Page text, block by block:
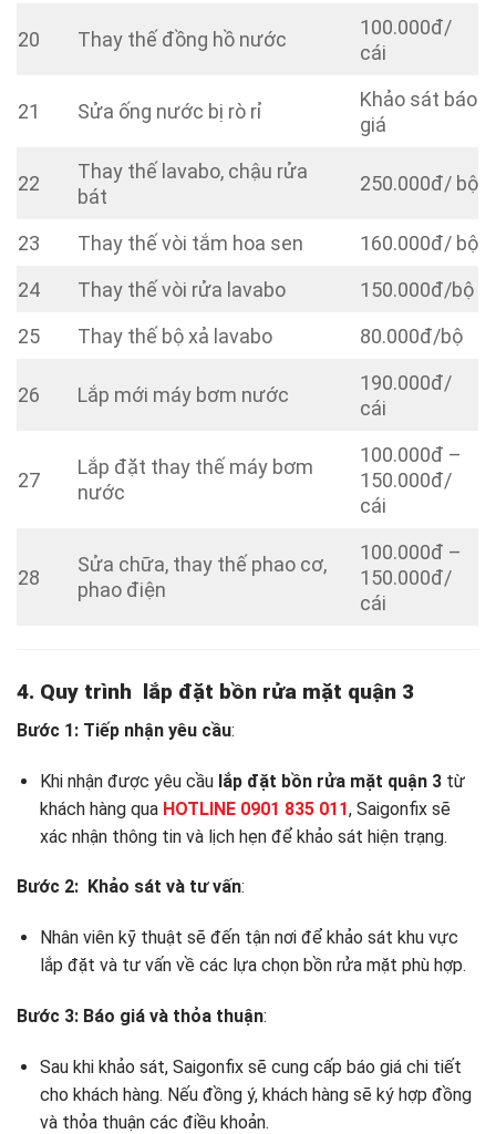
20 Thay thế đồng hồ nước
100.000đ/
cái
21 Sửa ống nước bị rò rỉ
Khảo sát báo
giá
22
Thay thế lavabo, chậu rửa
bát
250.000đ/ bộ
23 Thay thế vòi tắm hoa sen
160.000đ/ bộ
24
Thay thế vòi rửa lavabo
150.000đ/bộ
25
Thay thế bộ xả lavabo 80.000đ/bộ
26 Lắp mới máy bơm nước
190.000đ/
cái
27
Lắp đặt thay thế máy bơm
nước
100.000đ –
150.000đ/
cái
28
Sửa chữa, thay thế phao cơ,
phao điện
100.000đ –
150.000đ/
cái
4. Quy trình lắp đặt bồn rửa mặt quận 3
Bước 1: Tiếp nhận yêu cầu:
Khi nhận được yêu cầu lắp đặt bồn rửa mặt quận 3từ
khách hàng qua HOTLINE 0901 835 011, Saigonfix sẽ
xác nhận thông tin và lịch hẹn để khảo sát hiện trạng.
Bước 2: Khảo sát và tư vấn:
Nhân viên kỹ thuật sẽ đến tận nơi để khảo sát khu vực
lắp đặt và tư vấn về các lựa chọn bồn rửa mặt phù hợp.
Bước 3: Báo giá và thỏa thuận:
Sau khi khảo sát, Saigonfix sẽ cung cấp báo giá chi tiết
cho khách hàng. Nếu đồng ý, khách hàng sẽ ký hợp đồng
và thỏa thuận các điều khoản.